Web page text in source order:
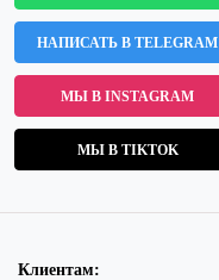
НАПИСАТЬ В TELEGRAM
МЫ В INSTAGRAM
МЫ В TIKTOK
Клиентам: